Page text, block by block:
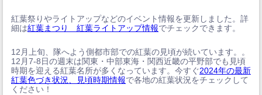
紅葉祭りやライトアップなどのイベント情報を更新しました。詳
細は紅葉まつり 紅葉ライトアップ情報でチェックできます。
12月上旬、隊へよう側都市部での紅葉の見頃が続いています。。
12月7-8日の週末は関東・中部東海・関西近畿の平野部でも見頃
時期を迎える紅葉名所が多くなっています。今すぐ2024年の最新
紅葉色づき状況、見頃時期情報で各地の紅葉状況をチェックして
ください！